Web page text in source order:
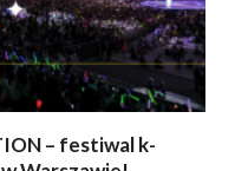
– festiwal k-